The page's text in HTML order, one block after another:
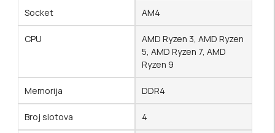
Socket AM4
CPU
AMD Ryzen 3, AMD Ryzen
5, AMD Ryzen 7, AMD
Ryzen 9
Memorija DDR4
Broj slotova 4